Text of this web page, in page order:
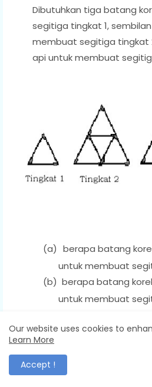
Dibutuhkan tiga batang
segitiga tingkat 1,
membuat segitiga tingkat
api untuk membuat
(a) berapa batang
untuk membuat
(b) berapa batang
untuk membuat
39. the theater stores 100
are red and the other are
For a show, the organizer
Our website uses cookies to
Learn More
Accept !